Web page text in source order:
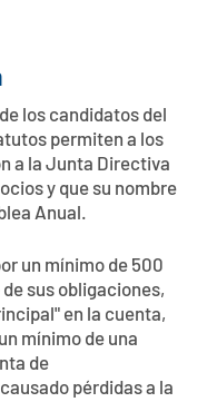
los candidatos del
permiten a los
a la Junta Directiva
y que su nombre
Anual.
un mínimo de 500
sus obligaciones,
en la cuenta,
mínimo de una
de
pérdidas a la